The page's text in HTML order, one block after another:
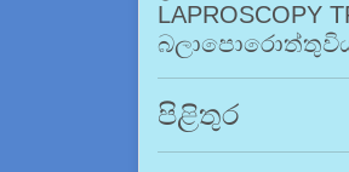
පිළිතුර